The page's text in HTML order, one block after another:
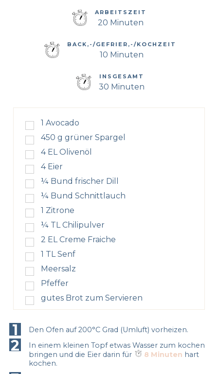
ARBEITSZEIT
20 Minuten
BACK,-/GEFRIER,-/KOCHZEIT
10 Minuten
INSGESAMT
30 Minuten
1 Avocado
450 g grüner Spargel
4 EL Olivenöl
4 Eier
¼ Bund frischer Dill
¼ Bund Schnittlauch
1 Zitrone
¼ TL Chilipulver
2 EL Creme Fraiche
1 TL Senf
Meersalz
Pfeffer
gutes Brot zum Servieren
1 Den Ofen auf 200°C Grad (Umluft) vorheizen.
2
In einem kleinen Topf etwas Wasser zum kochen
bringen und die Eier darin für
8 Minuten hart
kochen.